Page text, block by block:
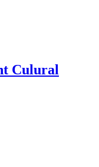
Culural